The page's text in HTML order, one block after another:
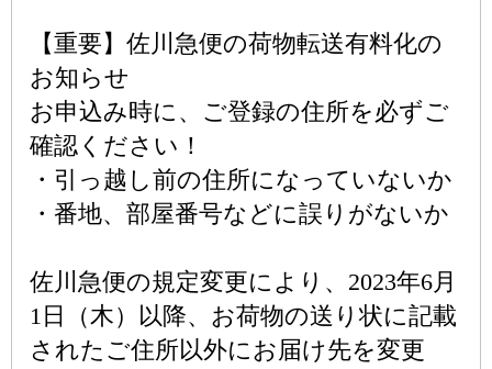
【重要】佐川急便の荷物転送有料化の
お知らせ
お申込み時に、ご登録の住所を必ずご
確認ください！
・引っ越し前の住所になっていないか
・番地、部屋番号などに誤りがないか
佐川急便の規定変更により、2023年6月
1日（木）以降、お荷物の送り状に記載
されたご住所以外にお届け先を変更